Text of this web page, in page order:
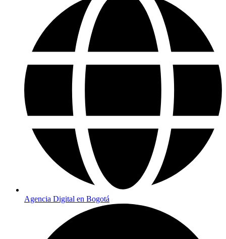
Agencia Digital en Bogotá